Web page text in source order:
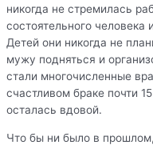
никогда не стремилась
состоятельного
Детей они никогда не
мужу подняться и
стали многочисленные
счастливом браке почти
осталась вдовой.
Что бы ни было в